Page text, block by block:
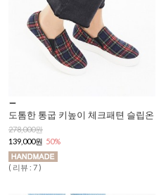
도톰한 통굽 키높이 체크패텬 슬립온
278,000원
139,000원 50%
( 리뷰 : 7 )